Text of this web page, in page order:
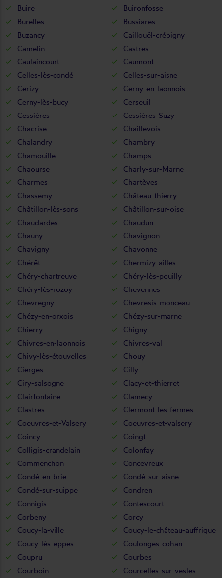
Buire
Buironfosse
Burelles
Bussiares
Buzancy
Caillouël-crépigny
Camelin
Castres
Caulaincourt
Caumont
Celles-lès-condé
Celles-sur-aisne
Cerizy
Cerny-en-laonnois
Cerny-lès-bucy
Cerseuil
Cessières
Cessières-Suzy
Chacrise
Chaillevois
Chalandry
Chambry
Chamouille
Champs
Chaourse
Charly-sur-Marne
Charmes
Chartèves
Chassemy
Château-thierry
Châtillon-lès-sons
Châtillon-sur-oise
Chaudardes
Chaudun
Chauny
Chavignon
Chavigny
Chavonne
Chérêt
Chermizy-ailles
Chéry-chartreuve
Chéry-lès-pouilly
Chéry-lès-rozoy
Chevennes
Chevregny
Chevresis-monceau
Chézy-en-orxois
Chézy-sur-marne
Chierry
Chigny
Chivres-en-laonnois
Chivres-val
Chivy-lès-étouvelles
Chouy
Cierges
Cilly
Ciry-salsogne
Clacy-et-thierret
Clairfontaine
Clamecy
Clastres
Clermont-les-fermes
Coeuvres-et-Valsery
Coeuvres-et-valsery
Coincy
Coingt
Colligis-crandelain
Colonfay
Commenchon
Concevreux
Condé-en-brie
Condé-sur-aisne
Condé-sur-suippe
Condren
Connigis
Contescourt
Corbeny
Corcy
Coucy-la-ville
Coucy-le-château-auffrique
Coucy-lès-eppes
Coulonges-cohan
Coupru
Courbes
Courboin
Courcelles-sur-vesles